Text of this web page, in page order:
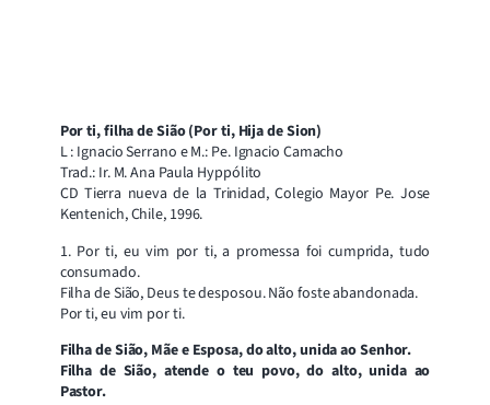
Por ti, filha de Sião (Por ti, Hija de Sion)
L : Ignacio Serrano e M.: Pe. Ignacio Camacho
Trad.: Ir. M. Ana Paula Hyppólito
CD Tierra nueva de la Trinidad, Colegio Mayor Pe. Jose
Kentenich, Chile, 1996.
1. Por ti, eu vim por ti, a promessa foi cumprida, tudo
consumado.
Filha de Sião, Deus te desposou. Não foste abandonada.
Por ti, eu vim por ti.
Filha de Sião, Mãe e Esposa, do alto, unida ao Senhor.
Filha de Sião, atende o teu povo, do alto, unida ao
Pastor.